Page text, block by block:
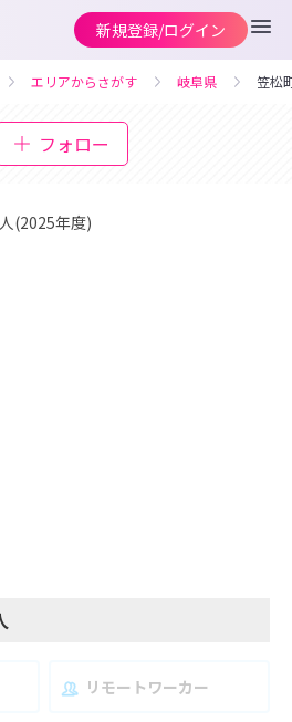
新規登録/ログイン
エリアからさがす 岐阜県 笠松
フォロー
(2025年度)
リモートワーカー